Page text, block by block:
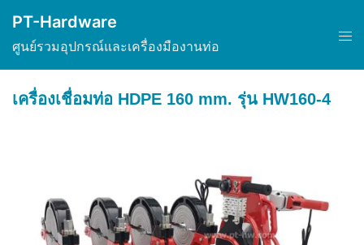
content
PT-Hardware
ศูนย์รวมอุปกรณ์และเครื่องมืองานท่อ
เครื่องเชื่อมท่อ HDPE 160 mm. รุ่น HW160-4